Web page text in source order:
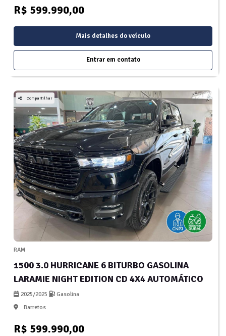
R$ 599.990,00
Mais detalhes do veículo
Entrar em contato
Compartilhar
RAM
1500 3.0 HURRICANE 6 BITURBO GASOLINA
LARAMIE NIGHT EDITION CD 4X4 AUTOMÁTICO
2025/2025
Gasolina
Barretos
R$ 599.990,00